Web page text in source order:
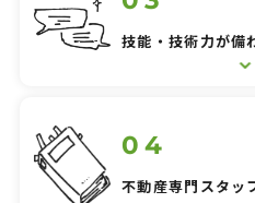
Works
施工事例
Information
お知らせ・マガジン
技能・技術力が備
不動産専門スタッ